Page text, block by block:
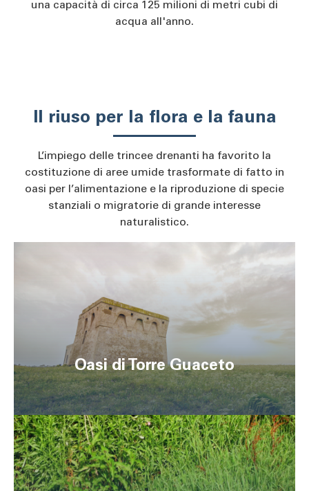
una capacità di circa 125 milioni di metri cubi di
acqua all'anno.
Il riuso per la flora e la fauna
L’impiego delle trincee drenanti ha favorito la
costituzione di aree umide trasformate di fatto in
oasi per l’alimentazione e la riproduzione di specie
stanziali o migratorie di grande interesse
naturalistico.
Oasi di Torre Guaceto